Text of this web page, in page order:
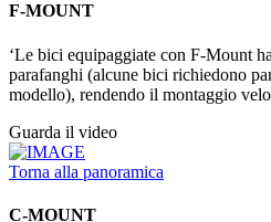
F-MOUNT
‘Le bici equipaggiate con F-Mount
parafanghi (alcune bici richiedono
modello), rendendo il montaggio
Guarda il video
Torna alla panoramica
C-MOUNT